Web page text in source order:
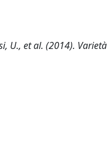
U., et al. (2014).